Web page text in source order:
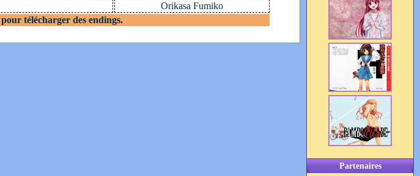
Partenaires
Orikasa Fumiko
pour télécharger des endings.